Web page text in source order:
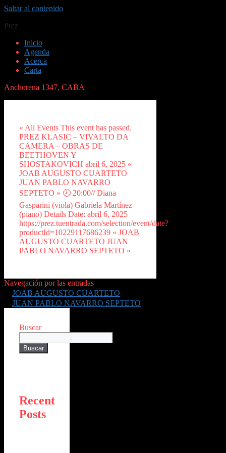
Saltar al contenido
Prez
Inicio
Agenda
Acerca
Carta
Anchorena 1347, CABA
« All Events This event has passed.
PREZ KLASIC – VIVALTO DA
CAMERA – OBRAS DE
BEETHOVEN Y
SHOSTAKOVICH abril 6, 2025 «
JOAB AUGUSTO CUARTETO
JUAN PABLO NAVARRO
SEPTETO » 🕗 20:00// Diana
Gasparini (viola) Gabriela Martínez
(piano) Details Date: abril 6, 2025
https://prez.tuentrada.com/selection/event/date?
productId=10229117686239 « JOAB
AUGUSTO CUARTETO JUAN
PABLO NAVARRO SEPTETO »
Navegación por las entradas
JOAB AUGUSTO CUARTETO
JUAN PABLO NAVARRO SEPTETO
Buscar
Buscar
Recent
Posts